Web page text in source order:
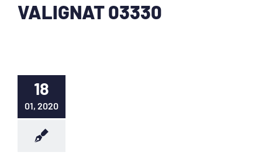
VALIGNAT 03330
18
01, 2020